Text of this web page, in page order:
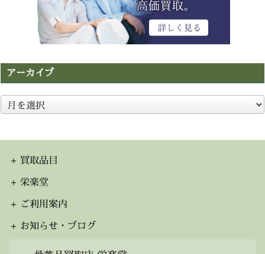
アーカイブ
ア
ー
イ
買取品目
栄楽堂
ご利用案内
お知らせ・ブログ